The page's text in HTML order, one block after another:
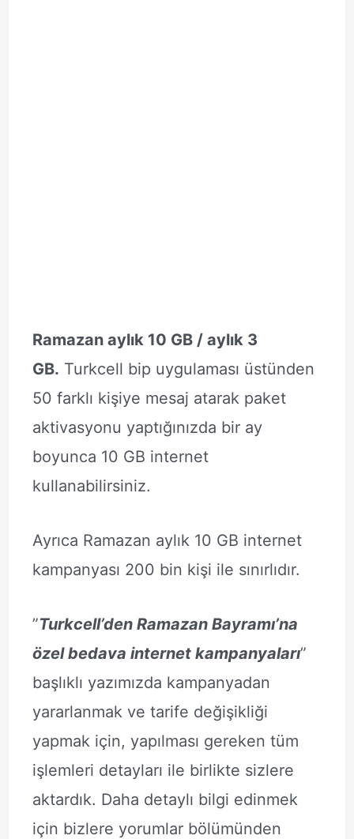
Ramazan aylık 10 GB / aylık 3
GB. Turkcell bip uygulaması üstünden
50 farklı kişiye mesaj atarak paket
aktivasyonu yaptığınızda bir ay
boyunca 10 GB internet
kullanabilirsiniz.
Ayrıca Ramazan aylık 10 GB internet
kampanyası 200 bin kişi ile sınırlıdır.
”Turkcell’den Ramazan Bayramı’na
özel bedava internet kampanyaları”
başlıklı yazımızda kampanyadan
yararlanmak ve tarife değişikliği
yapmak için, yapılması gereken tüm
işlemleri detayları ile birlikte sizlere
aktardık. Daha detaylı bilgi edinmek
için bizlere yorumlar bölümünden